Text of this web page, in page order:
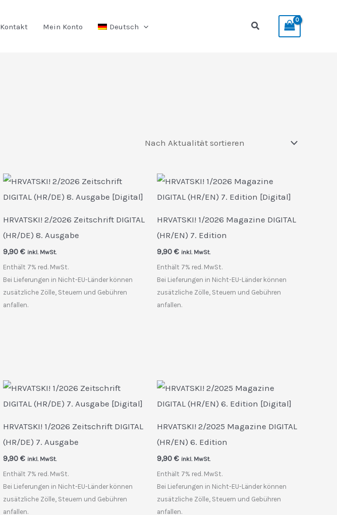
Kontakt Mein Konto Deutsch Suchen
HRVATSKI! 2/2026 Zeitschrift DIGITAL
(HR/DE) 8. Ausgabe
9,90 € inkl. MwSt.
Enthält 7% red. MwSt.
Bei Lieferungen in Nicht-EU-Länder können
zusätzliche Zölle, Steuern und Gebühren
anfallen.
HRVATSKI! 1/2026 Magazine DIGITAL
(HR/EN) 7. Edition
9,90 € inkl. MwSt.
Enthält 7% red. MwSt.
Bei Lieferungen in Nicht-EU-Länder können
zusätzliche Zölle, Steuern und Gebühren
anfallen.
HRVATSKI! 1/2026 Zeitschrift DIGITAL
(HR/DE) 7. Ausgabe
9,90 € inkl. MwSt.
Enthält 7% red. MwSt.
Bei Lieferungen in Nicht-EU-Länder können
zusätzliche Zölle, Steuern und Gebühren
anfallen.
HRVATSKI! 2/2025 Magazine DIGITAL
(HR/EN) 6. Edition
9,90 € inkl. MwSt.
Enthält 7% red. MwSt.
Bei Lieferungen in Nicht-EU-Länder können
zusätzliche Zölle, Steuern und Gebühren
anfallen.